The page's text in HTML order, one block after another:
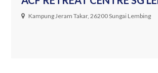
Kampung Jeram Takar, 26200 Sungai Lembing